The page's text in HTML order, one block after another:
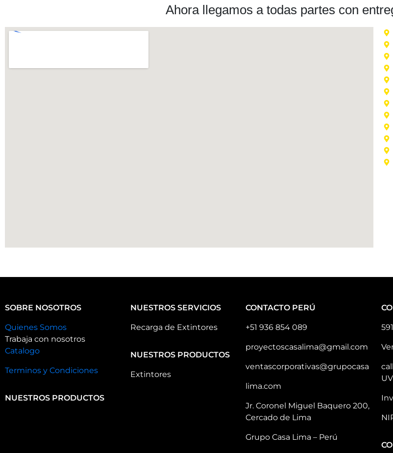
Ahora llegamos a todas partes con
SOBRE NOSOTROS
Quienes Somos
Trabaja con nosotros
Catalogo
Terminos y Condiciones
NUESTROS PRODUCTOS
NUESTROS SERVICIOS
Recarga de Extintores
NUESTROS PRODUCTOS
Extintores
CONTACTO PERÚ
+51 936 854 089
proyectoscasalima@gmail.com
ventascorporativas@grupocasa
lima.com
Jr. Coronel Miguel Baquero 200,
Cercado de Lima
Grupo Casa Lima – Perú